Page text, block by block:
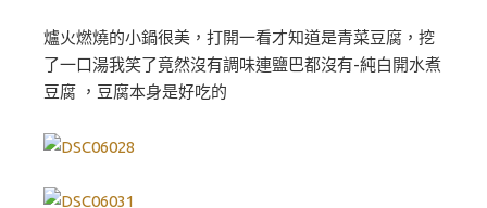
爐火燃燒的小鍋很美，打開一看才知道是青菜豆腐，挖
了一口湯我笑了竟然沒有調味連鹽巴都沒有-純白開水煮
豆腐 ，豆腐本身是好吃的